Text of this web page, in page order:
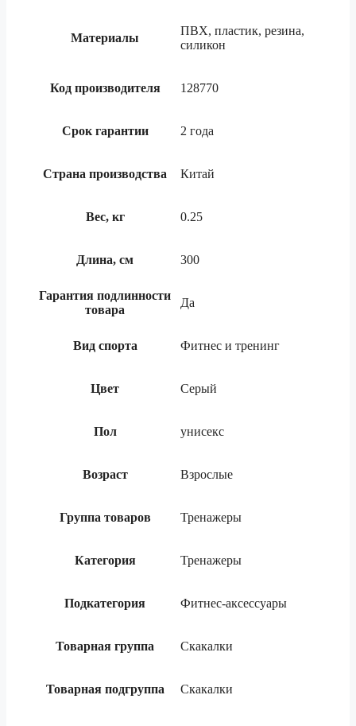
Материалы
ПВХ, пластик, резина,
силикон
Код производителя 128770
Срок гарантии 2 года
Страна производства Китай
Вес, кг 0.25
Длина, см 300
Гарантия подлинности
товара
Да
Вид спорта Фитнес и тренинг
Цвет Серый
Пол унисекс
Возраст Взрослые
Группа товаров Тренажеры
Категория Тренажеры
Подкатегория Фитнес-аксессуары
Товарная группа Скакалки
Товарная подгруппа Скакалки